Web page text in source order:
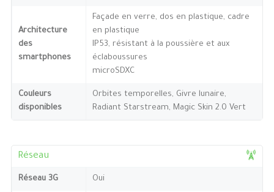
Architecture
des
smartphones
Façade en verre, dos en plastique, cadre
en plastique
IP53, résistant à la poussière et aux
éclaboussures
microSDXC
Couleurs
disponibles
Orbites temporelles, Givre lunaire,
Radiant Starstream, Magic Skin 2.0 Vert
Réseau
Réseau 3G Oui